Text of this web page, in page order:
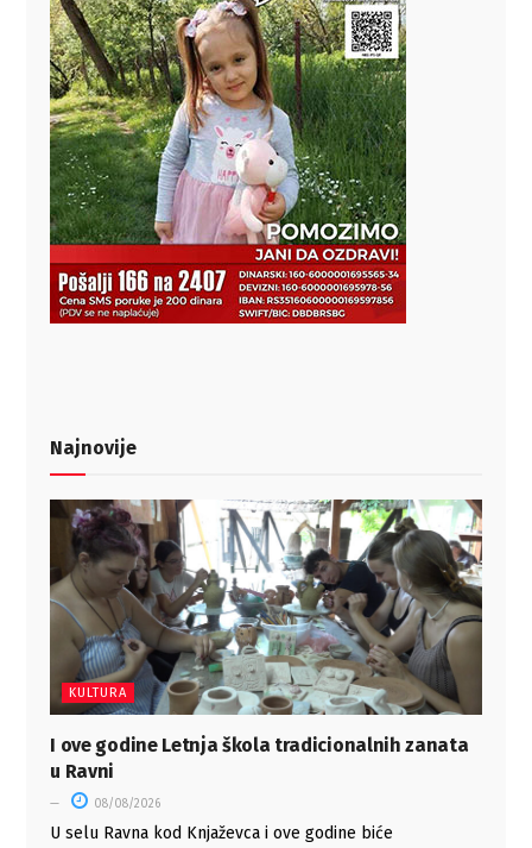
Najnovije
KULTURA
I ove godine Letnja škola tradicionalnih zanata
u Ravni
08/08/2026
U selu Ravna kod Knjaževca i ove godine biće